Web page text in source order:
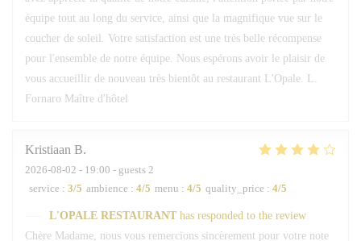
équipe tout au long du service, ainsi que la magnifique vue sur le
coucher de soleil. Votre satisfaction est une très belle récompense
pour l'ensemble de notre équipe. Nous espérons avoir le plaisir de
vous accueillir de nouveau très bientôt au restaurant L'Opale. L.
Fornaro Maître d'hôtel
Kristiaan B
2026-08-02 - 19:00 - guests 2
service : 3/5 ambience : 4/5 menu : 4/5 quality_price : 4/5
L'OPALE RESTAURANT has responded to the review
Chère Madame, nous vous remercions sincèrement pour votre note